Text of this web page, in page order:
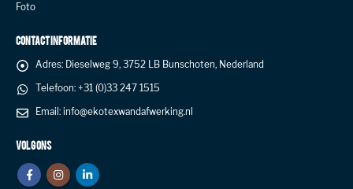
Foto
CONTACT INFORMATIE
Adres: Dieselweg 9, 3752 LB Bunschoten, Nederland
Telefoon: +31 (0)33 247 1515
Email: info@ekotexwandafwerking.nl
VOLG ONS